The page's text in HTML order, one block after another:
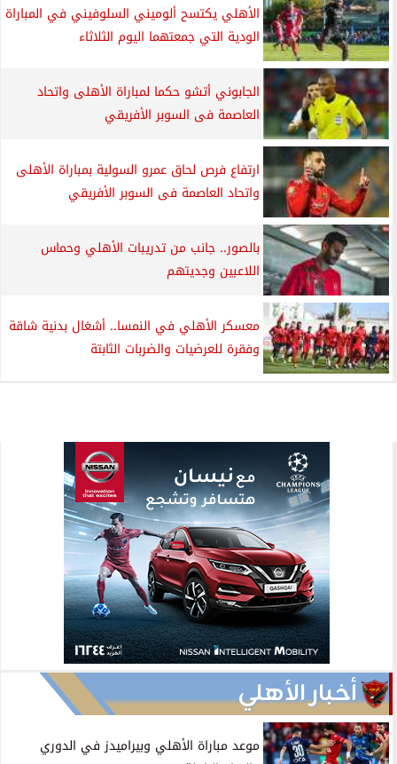
الأهلي يكتسح ألوميني السلوفيني في المباراة
الودية التي جمعتهما اليوم الثلاثاء
الجابوني أتشو حكما لمباراة الأهلى واتحاد
العاصمة فى السوبر الأفريقي
ارتفاع فرص لحاق عمرو السولية بمباراة الأهلى
واتحاد العاصمة فى السوبر الأفريقي
بالصور.. جانب من تدريبات الأهلي وحماس
اللاعبين وجديتهم
معسكر الأهلي في النمسا.. أشغال بدنية شاقة
وفقرة للعرضيات والضربات الثابتة
أخبار الأهلي
موعد مباراة الأهلي وبيراميدز في الدوري